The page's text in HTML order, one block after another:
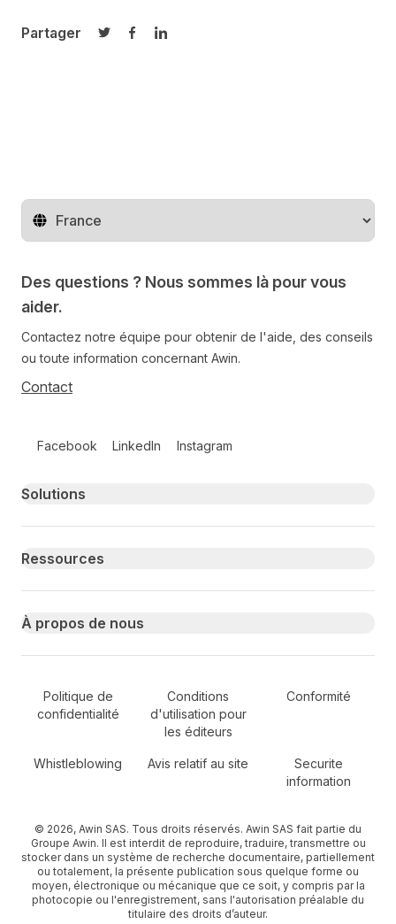
Partager
Partager sur Twitter
Partager sur Facebook
Partager sur LinkedIn
Changer de pays
Des questions ? Nous sommes là pour vous
aider.
Contactez notre équipe pour obtenir de l'aide, des conseils
ou toute information concernant Awin.
Contact
Facebook LinkedIn Instagram
Primary footer navigation
Solutions
Ressources
À propos de nous
Secondary Footer Navigation
Politique de
confidentialité
Conditions
d'utilisation pour
les éditeurs
Conformité
Whistleblowing Avis relatif au site
Securite
information
© 2026, Awin SAS. Tous droits réservés. Awin SAS fait partie du
Groupe Awin. Il est interdit de reproduire, traduire, transmettre ou
stocker dans un système de recherche documentaire, partiellement
ou totalement, la présente publication sous quelque forme ou
moyen, électronique ou mécanique que ce soit, y compris par la
photocopie ou l'enregistrement, sans l'autorisation préalable du
titulaire des droits d’auteur.